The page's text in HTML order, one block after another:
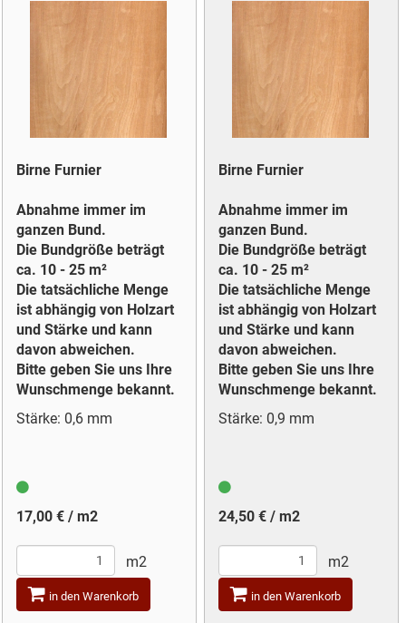
Birne Furnier
Abnahme immer im
ganzen Bund.
Die Bundgröße beträgt
ca. 10 - 25 m²
Die tatsächliche Menge
ist abhängig von Holzart
und Stärke und kann
davon abweichen.
Bitte geben Sie uns Ihre
Wunschmenge bekannt.
Stärke: 0,6 mm
17,00 € / m2
m2
in den Warenkorb
Birne Furnier
Abnahme immer im
ganzen Bund.
Die Bundgröße beträgt
ca. 10 - 25 m²
Die tatsächliche Menge
ist abhängig von Holzart
und Stärke und kann
davon abweichen.
Bitte geben Sie uns Ihre
Wunschmenge bekannt.
Stärke: 0,9 mm
24,50 € / m2
m2
in den Warenkorb